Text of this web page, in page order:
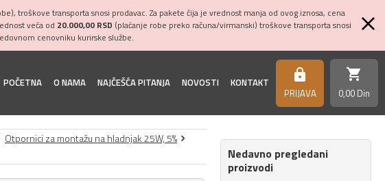
troškove transporta snosi prodavac. Za pakete čija je vrednost manja od ovog iznosa, cena
veća od 20.000,00 RSD (plaćanje robe preko računa/virmanski) troškove transporta snosi
cenovniku kurirske službe.
POČETNA O NAMA NAJČEŠĆA PITANJA NOVOSTI KONTAKT https
PRIJAVA
shopping_cart
0,00 Din
Otpornici za montažu na hladnjak 25W, 5%
Nedavno pregledani
proizvodi